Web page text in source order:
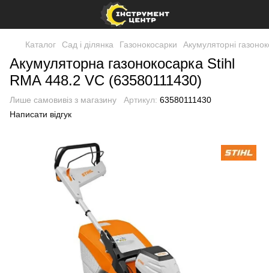
Каталог Сад і ділянка Газонокосарки Акумуляторні
Акумуляторна газонокосарка Stihl
RMA 448.2 VC (63580111430)
Лише самовивіз з магазину Артикул: 63580111430
Написати відгук